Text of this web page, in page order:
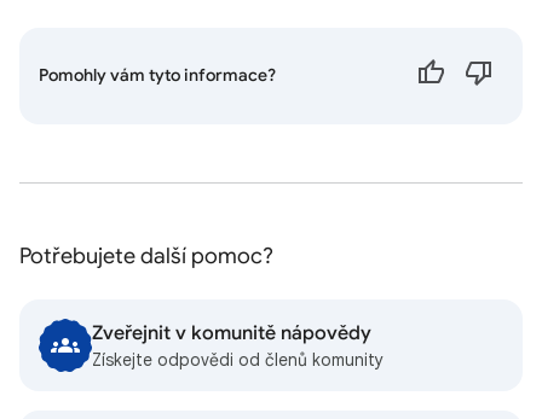
Pomohly vám tyto informace?
Potřebujete další pomoc?
Zveřejnit v komunitě nápovědy
Získejte odpovědi od členů komunity